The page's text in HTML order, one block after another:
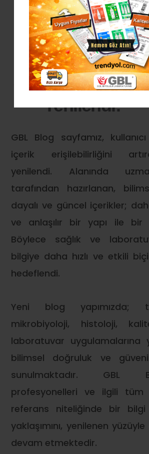
GBL Blog
Yenilendi!
GBL Blog sayfamız,
içerik erişilebilirliğini
yenilendi. Alanında
tarafından hazırlanan,
dayalı ve güncel içerikler;
ve anlaşılır bir yapı ile bir
Böylece sağlık ve
bilgiye daha hızlı ve etkili
hedeflendi.
Yeni blog yapımızda;
mikrobiyoloji, histoloji,
laboratuvar uygulamalarına
bilimsel doğruluk ve
sunulmaktadır. GBL
profesyonelleri ve ilgili tüm
referans niteliğinde bir bilgi
yaklaşımını, yenilenen
devam etmektedir.